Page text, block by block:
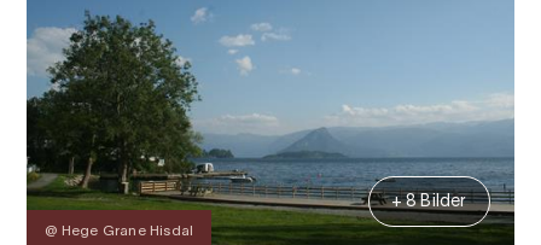
@ Hege Grane Hisdal
+ 8 Bilder